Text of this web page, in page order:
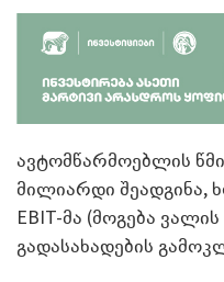
ავტომწარმოებლის
მილიარდი
EBIT-მა (მოგება
გადასახადების